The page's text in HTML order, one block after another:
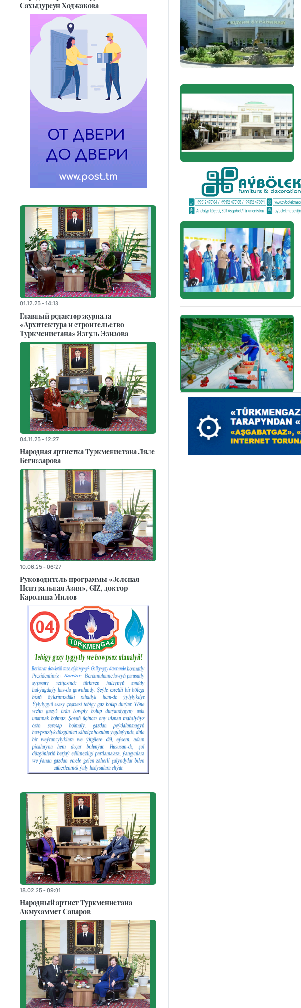
Сахыдурсун Ходжакова
01.12.25 - 14:13
Главный редактор журнала
«Архитектура и строительство
Туркменистана» Язгуль Эзизова
04.11.25 - 12:27
Народная артистка Туркменистана Ляле
Бегназарова
10.06.25 - 06:27
Руководитель программы «Зеленая
Центральная Азия», GIZ, доктор
Каролина Милов
18.02.25 - 09:01
Народный артист Туркменистана
Акмухаммет Сапаров